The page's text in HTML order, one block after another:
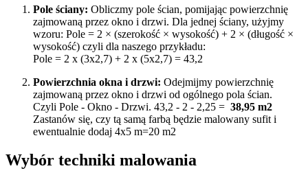
Pole ściany: Obliczmy pole ścian, pomijając powierzchnię
zajmowaną przez okno i drzwi. Dla jednej ściany, użyjmy
wzoru: Pole = 2 × (szerokość × wysokość) + 2 × (długość ×
wysokość) czyli dla naszego przykładu:
Pole = 2 x (3x2,7) + 2 x (5x2,7) = 43,2
Powierzchnia okna i drzwi: Odejmijmy powierzchnię
zajmowaną przez okno i drzwi od ogólnego pola ścian.
Czyli Pole - Okno - Drzwi. 43,2 - 2 - 2,25 = 38,95 m2
Zastanów się, czy tą samą farbą będzie malowany sufit i
ewentualnie dodaj 4x5 m=20 m2
Wybór techniki malowania